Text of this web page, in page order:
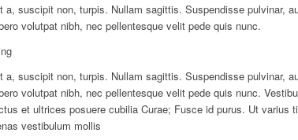
a, suscipit non, turpis. Nullam sagittis. Suspendisse pulvinar,
volutpat nibh, nec pellentesque velit pede quis nunc.
a, suscipit non, turpis. Nullam sagittis. Suspendisse pulvinar,
volutpat nibh, nec pellentesque velit pede quis nunc.
et ultrices posuere cubilia Curae; Fusce id purus. Ut varius
vestibulum mollis